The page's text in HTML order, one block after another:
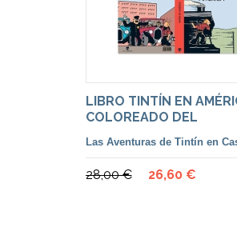
LIBRO TINTÍN EN
COLOREADO DEL
BLANCO/NEGRO, EN
CASTELLANO
Las Aventuras de Tintín en
28,00 € 26,60 €